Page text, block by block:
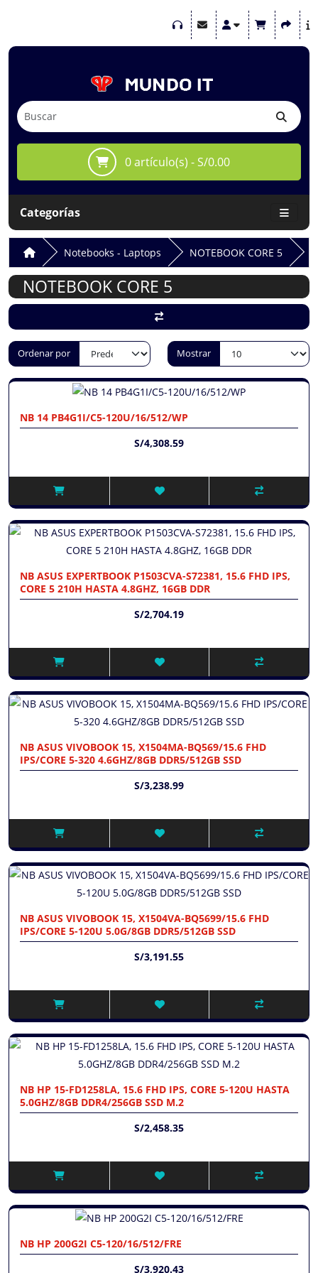
0 artículo(s) - S/0.00
Categorías
Notebooks - Laptops NOTEBOOK CORE 5
NOTEBOOK CORE 5
Ordenar por Mostrar
NB 14 PB4G1I/C5-120U/16/512/WP
S/4,308.59
NB ASUS EXPERTBOOK P1503CVA-S72381, 15.6 FHD IPS,
CORE 5 210H HASTA 4.8GHZ, 16GB DDR
S/2,704.19
NB ASUS VIVOBOOK 15, X1504MA-BQ569/15.6 FHD
IPS/CORE 5-320 4.6GHZ/8GB DDR5/512GB SSD
S/3,238.99
NB ASUS VIVOBOOK 15, X1504VA-BQ5699/15.6 FHD
IPS/CORE 5-120U 5.0G/8GB DDR5/512GB SSD
S/3,191.55
NB HP 15-FD1258LA, 15.6 FHD IPS, CORE 5-120U HASTA
5.0GHZ/8GB DDR4/256GB SSD M.2
S/2,458.35
NB HP 200G2I C5-120/16/512/FRE
S/3,920.43